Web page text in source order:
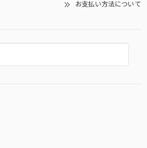
お支払い方法について